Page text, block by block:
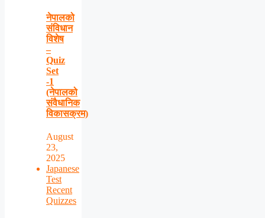
नेपालको
संविधान
विशेष
–
Quiz
Set
-1
(नेपालको
संवैधानिक
विकासक्रम)
August
23,
2025
Japanese
Test
Recent
Quizzes